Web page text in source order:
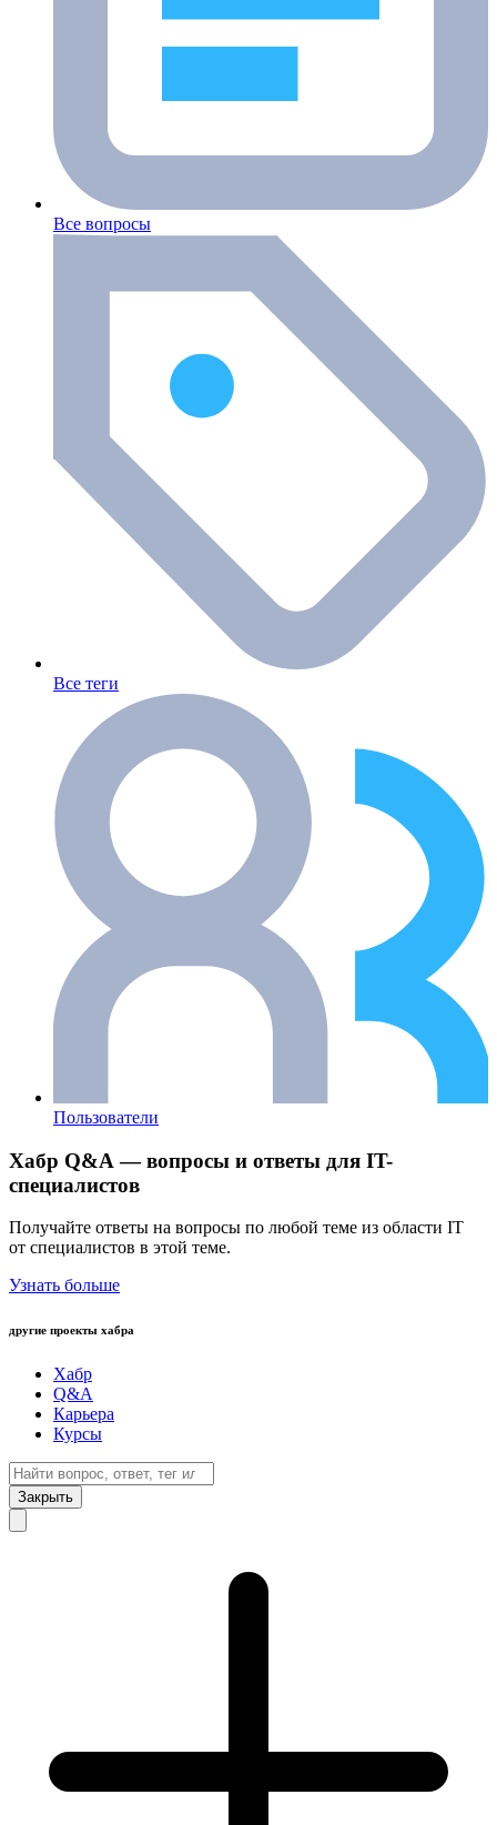
Все вопросы
Все теги
Пользователи
Хабр Q&A — вопросы и ответы для IT-
специалистов
Получайте ответы на вопросы по любой теме из области IT
от специалистов в этой теме.
Узнать больше
другие проекты хабра
Хабр
Q&A
Карьера
Курсы
Закрыть